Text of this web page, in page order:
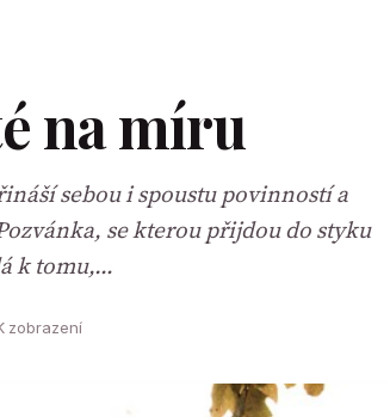
na míru
sebou i spoustu povinností a
se kterou přijdou do styku
k tomu,…
zobrazení